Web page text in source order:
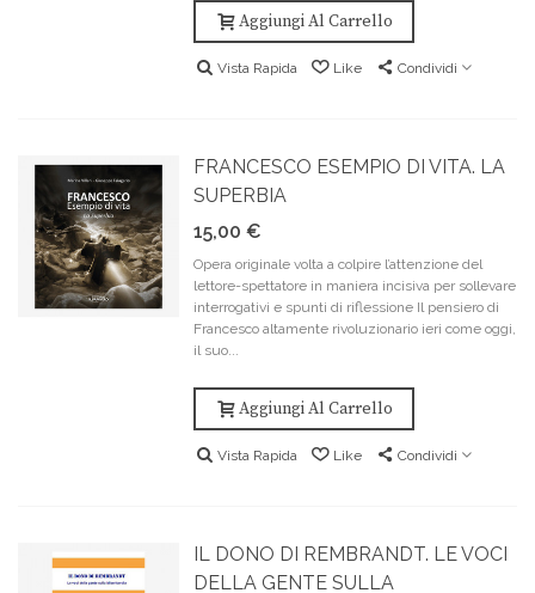
Aggiungi Al Carrello
Vista Rapida Like Condividi
FRANCESCO ESEMPIO DI VITA. LA
SUPERBIA
15,00 €
Opera originale volta a colpire l’attenzione del
lettore-spettatore in maniera incisiva per sollevare
interrogativi e spunti di riflessione Il pensiero di
Francesco altamente rivoluzionario ieri come oggi,
il suo...
Aggiungi Al Carrello
Vista Rapida Like Condividi
IL DONO DI REMBRANDT. LE VOCI
DELLA GENTE SULLA